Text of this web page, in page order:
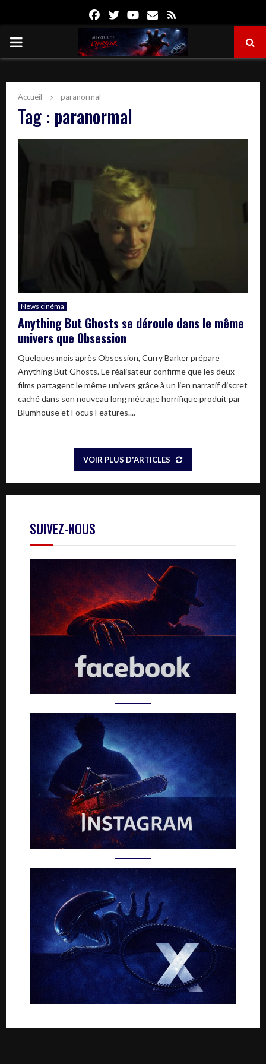
FacebookTwitterYoutube
Email
PRIMARY
Accueil paranormal
Tag : paranormal
News cinéma
Anything But Ghosts se déroule dans le même
univers que Obsession
Quelques mois après Obsession, Curry Barker prépare
Anything But Ghosts. Le réalisateur confirme que les deux
films partagent le même univers grâce à un lien narratif discret
caché dans son nouveau long métrage horrifique produit par
Blumhouse et Focus Features....
VOIR PLUS D'ARTICLES
SUIVEZ-NOUS